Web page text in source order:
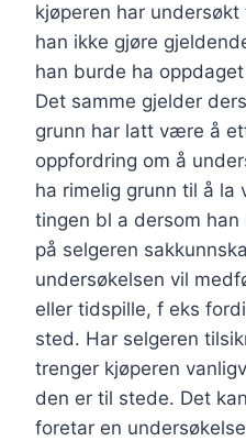
kjøperen har
han ikke gjøre
han burde ha
Det samme gjelder
grunn har latt være å
oppfordring om å
ha rimelig grunn til å la
tingen bl a dersom
på selgeren
undersøkelsen vil
eller tidspille, f eks
sted. Har selgeren
trenger kjøperen
den er til stede. Det
foretar en